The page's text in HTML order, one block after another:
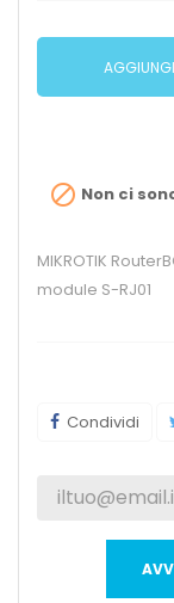
 Non ci
MIKROTIK
module S-RJ01
Condividi